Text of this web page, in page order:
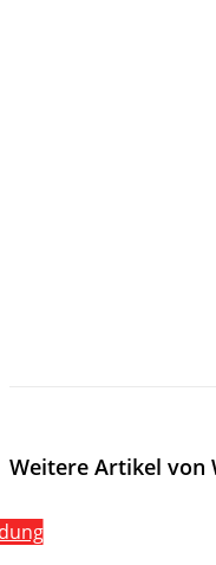
Weitere Artikel von